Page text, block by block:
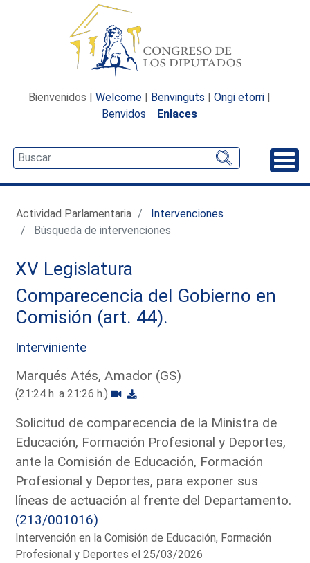
Bienvenidos | Welcome | Benvinguts | Ongi etorri |
Benvidos
Enlaces
Actividad Parlamentaria
Intervenciones
Búsqueda de intervenciones
XV Legislatura
Comparecencia del Gobierno en
Comisión (art. 44).
Interviniente
Marqués Atés, Amador (GS)
(21:24 h. a 21:26 h.)
Solicitud de comparecencia de la Ministra de
Educación, Formación Profesional y Deportes,
ante la Comisión de Educación, Formación
Profesional y Deportes, para exponer sus
líneas de actuación al frente del Departamento.
(213/001016)
Intervención en la Comisión de Educación, Formación
Profesional y Deportes el 25/03/2026